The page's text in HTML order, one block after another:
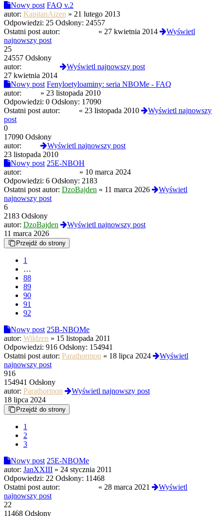
Nowy post FAQ v.2
autor: KapitanAizen » 21 lutego 2013
Odpowiedzi: 25 Odsłony: 24557
Ostatni post autor:
« 27 kwietnia 2014
Wyświetl
najnowszy post
25
24557 Odsłony
autor:
Wyświetl najnowszy post
27 kwietnia 2014
Nowy post Fenyloetyloaminy: seria NBOMe - FAQ
autor:
» 23 listopada 2010
Odpowiedzi: 0 Odsłony: 17090
Ostatni post autor:
« 23 listopada 2010
Wyświetl najnowszy
post
0
17090 Odsłony
autor:
Wyświetl najnowszy post
23 listopada 2010
Nowy post 25E-NBOH
autor:
» 10 marca 2024
Odpowiedzi: 6 Odsłony: 2183
Ostatni post autor: DzoBajden « 11 marca 2026
Wyświetl
najnowszy post
6
2183 Odsłony
autor: DzoBajden
Wyświetl najnowszy post
11 marca 2026
Przejdź do strony
1
…
88
89
90
91
92
Nowy post 25B-NBOMe
autor: Wildzen » 15 listopada 2011
Odpowiedzi: 916 Odsłony: 154941
Ostatni post autor: Parathormon « 18 lipca 2024
Wyświetl
najnowszy post
916
154941 Odsłony
autor: Parathormon
Wyświetl najnowszy post
18 lipca 2024
Przejdź do strony
1
2
3
Nowy post 25E-NBOMe
autor: JanXXIII » 24 stycznia 2011
Odpowiedzi: 22 Odsłony: 11468
Ostatni post autor:
« 28 marca 2021
Wyświetl
najnowszy post
22
11468 Odsłony